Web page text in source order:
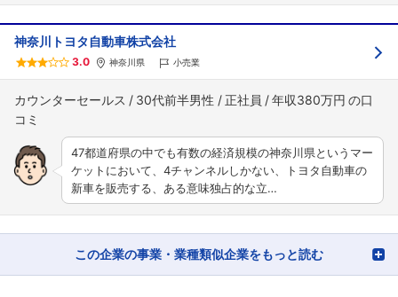
神奈川トヨタ自動車株式会社
3.0 神奈川県 小売業
カウンターセールス 30代前半男性 正社員 年収380万円
47都道府県の中でも有数の経済規模の神奈川県というマー
ケットにおいて、4チャンネルしかない、トヨタ自動車の
新車を販売する、ある意味独占的な立…
この企業の事業・業種類似企業をもっと読む